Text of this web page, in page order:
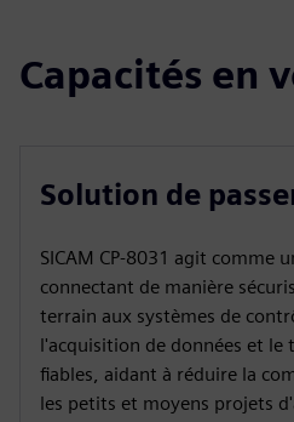
Capacités en
Solution de
SICAM CP‑8031 agit comme
connectant de manière
terrain aux systèmes de
l'acquisition de données et le
fiables, aidant à réduire la
les petits et moyens projets